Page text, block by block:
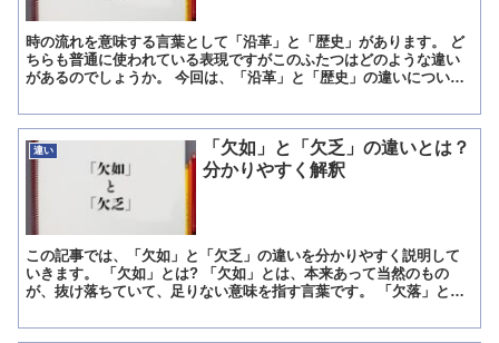
時の流れを意味する言葉として「沿革」と「歴史」があります。 ど
ちらも普通に使われている表現ですがこのふたつはどのような違い
があるのでしょうか。 今回は、「沿革」と「歴史」の違いについて
違い
「欠如」と「欠乏」の違いとは？
分かりやすく解釈
この記事では、「欠如」と「欠乏」の違いを分かりやすく説明して
いきます。 「欠如」とは? 「欠如」とは、本来あって当然のもの
が、抜け落ちていて、足りない意味を指す言葉です。 「欠落」とほ